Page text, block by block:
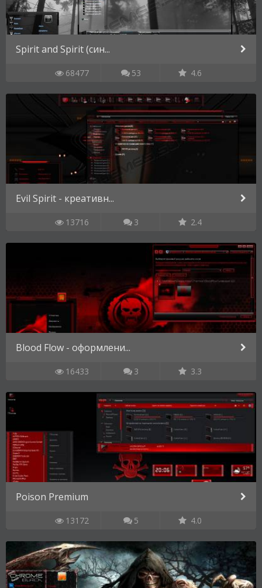
Spirit and Spirit (син...
68477 53 4.6
Evil Spirit - креативн...
13716 3 2.4
Blood Flow - оформлени...
16433 3 3.3
Poison Premium
13172 5 4.0